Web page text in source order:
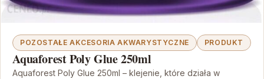
POZOSTAŁE AKCESORIA AKWARYSTYCZNE PRODUKT
Aquaforest Poly Glue 250ml
Aquaforest Poly Glue 250ml – klejenie, które działa w